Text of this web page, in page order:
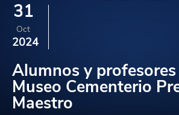
31
Oct
2024
Alumnos y
Museo Cementerio
Maestro